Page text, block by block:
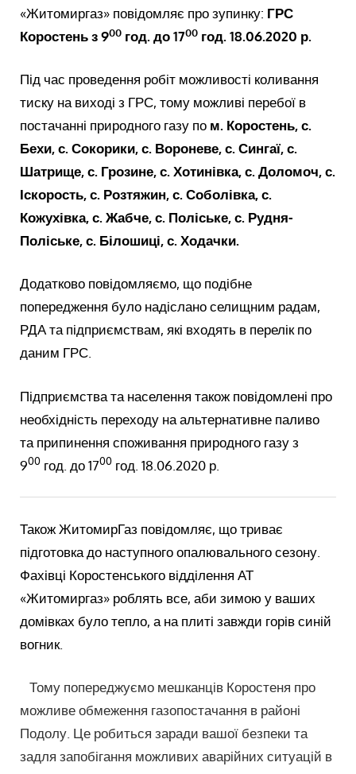
«Житомиргаз» повідомляє про зупинку: ГРС
Коростень з 900 год. до 1700 год. 18.06.2020 р.
Під час проведення робіт можливості коливання
тиску на виході з ГРС, тому можливі перебої в
постачанні природного газу по м. Коростень, с.
Бехи, с. Сокорики, с. Вороневе, с. Сингаї, с.
Шатрище, с. Грозине, с. Хотинівка, с. Доломоч, с.
Іскорость, с. Розтяжин, с. Соболівка, с.
Кожухівка, с. Жабче, с. Поліське, с. Рудня-
Поліське, с. Білошиці, с. Ходачки.
Додатково повідомляємо, що подібне
попередження було надіслано селищним радам,
РДА та підприємствам, які входять в перелік по
даним ГРС.
Підприємства та населення також повідомлені про
необхідність переходу на альтернативне паливо
та припинення споживання природного газу з
900 год. до 1700 год. 18.06.2020 р.
Також ЖитомирГаз повідомляє, що триває
підготовка до наступного опалювального сезону.
Фахівці Коростенського відділення АТ
«Житомиргаз» роблять все, аби зимою у ваших
домівках було тепло, а на плиті завжди горів синій
вогник.
⠀Тому попереджуємо мешканців Коростеня про
можливе обмеження газопостачання в районі
Подолу. Це робиться заради вашої безпеки та
задля запобігання можливих аварійних ситуацій в